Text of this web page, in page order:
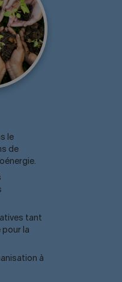
le
de
tant
pour la
à